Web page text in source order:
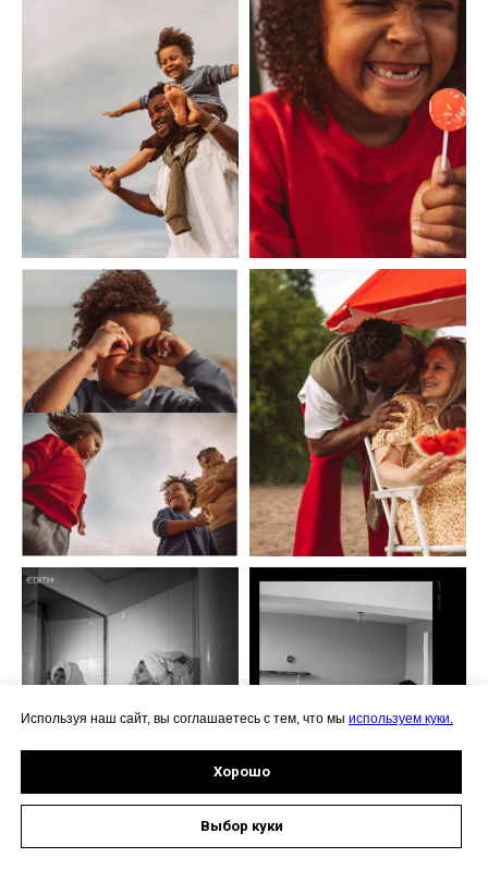
Используя наш сайт, вы соглашаетесь с тем, что мы используем куки.
Хорошо
Выбор куки